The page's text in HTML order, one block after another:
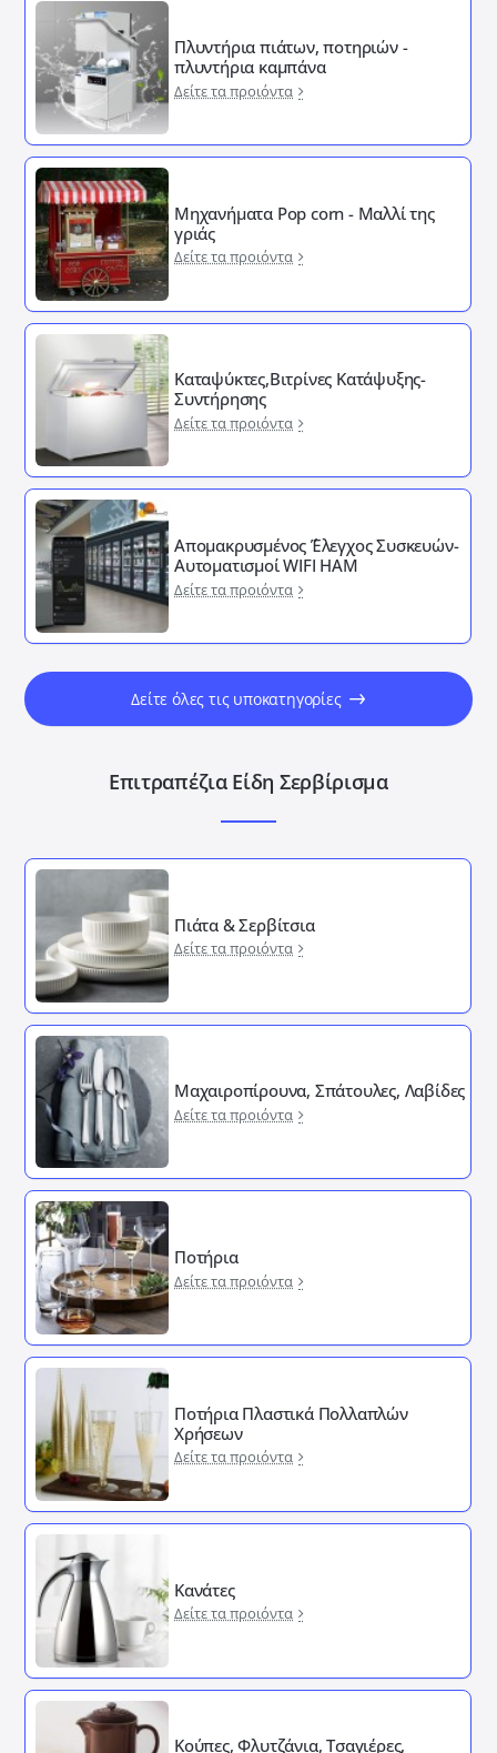
Πλυντήρια πιάτων, ποτηριών -
πλυντήρια καμπάνα
Δείτε τα προιόντα
Μηχανήματα Pop corn - Μαλλί της
γριάς
Δείτε τα προιόντα
Καταψύκτες,Βιτρίνες Κατάψυξης-
Συντήρησης
Δείτε τα προιόντα
Απομακρυσμένος ΄Έλεγχος Συσκευών-
Αυτοματισμοί WIFI HAM
Δείτε τα προιόντα
Δείτε όλες τις υποκατηγορίες
Επιτραπέζια Είδη Σερβίρισμα
Πιάτα & Σερβίτσια
Δείτε τα προιόντα
Μαχαιροπίρουνα, Σπάτουλες, Λαβίδες
Δείτε τα προιόντα
Ποτήρια
Δείτε τα προιόντα
Ποτήρια Πλαστικά Πολλαπλών
Χρήσεων
Δείτε τα προιόντα
Κανάτες
Δείτε τα προιόντα
Κούπες, Φλυτζάνια, Τσαγιέρες,